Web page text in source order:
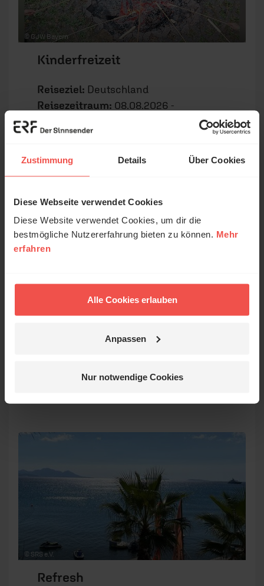
Zustimmung Details Über Cookies
Diese Webseite verwendet Cookies
Diese Website verwendet Cookies, um dir die
bestmögliche Nutzererfahrung bieten zu können. Mehr
erfahren
Alle Cookies erlauben
Anpassen
Nur notwendige Cookies
© GJW Bayern
Kinderfreizeit
Reiseziel: Deutschland
Reisezeitraum: 08.08.2026 -
Veranstaltet von:
Höhepunkte der Toskana
Veranstaltet von:Liebenzeller Mission
© SRS e.V.
Refresh